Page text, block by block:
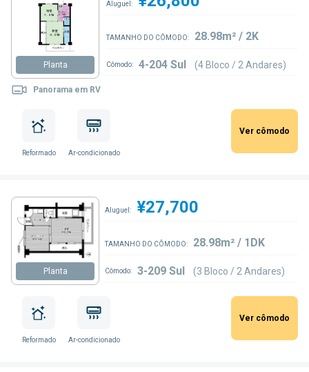
Planta
Panorama em RV
Aluguel:
TAMANHO DO CÔMODO: 28.98m² / 2K
Cômodo: 4-204 Sul (4 Bloco / 2 Andares)
Reformado Ar-condicionado
Ver cômodo
Planta
Aluguel: ¥27,700
TAMANHO DO CÔMODO: 28.98m² / 1DK
Cômodo: 3-209 Sul (3 Bloco / 2 Andares)
Reformado Ar-condicionado
Ver cômodo